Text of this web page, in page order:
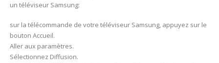
un téléviseur Samsung:
sur la télécommande de votre téléviseur Samsung, appuyez sur le
bouton Accueil.
Aller aux paramètres.
Sélectionnez Diffusion.